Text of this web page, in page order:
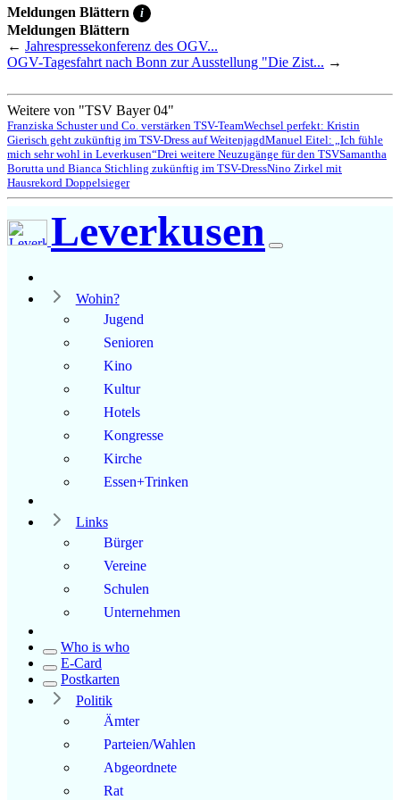
Meldungen Blättern i
Meldungen Blättern
← Jahrespressekonferenz des OGV...
OGV-Tagesfahrt nach Bonn zur Ausstellung "Die Zist... →
Weitere von "TSV Bayer 04"
Franziska Schuster und Co. verstärken TSV-TeamWechsel perfekt: Kristin
Gierisch geht zukünftig im TSV-Dress auf WeitenjagdManuel Eitel: „Ich fühle
mich sehr wohl in Leverkusen“Drei weitere Neuzugänge für den TSVSamantha
Borutta und Bianca Stichling zukünftig im TSV-DressNino Zirkel mit
Hausrekord Doppelsieger
Leverkusen
Wohin?
Jugend
Senioren
Kino
Kultur
Hotels
Kongresse
Kirche
Essen+Trinken
Links
Bürger
Vereine
Schulen
Unternehmen
Who is who
E-Card
Postkarten
Politik
Ämter
Parteien/Wahlen
Abgeordnete
Rat